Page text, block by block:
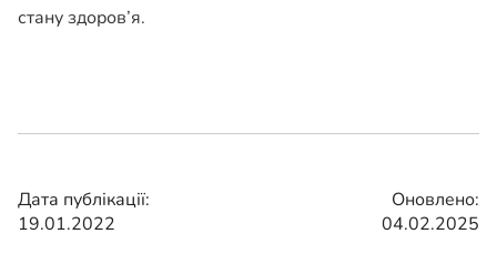
стану здоров’я.
Дата публікації:
19.01.2022
Оновлено:
04.02.2025